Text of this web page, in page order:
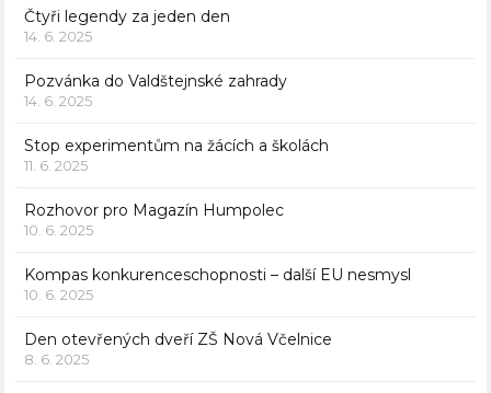
Čtyři legendy za jeden den
14. 6. 2025
Pozvánka do Valdštejnské zahrady
14. 6. 2025
Stop experimentům na žácích a školách
11. 6. 2025
Rozhovor pro Magazín Humpolec
10. 6. 2025
Kompas konkurenceschopnosti – další EU nesmysl
10. 6. 2025
Den otevřených dveří ZŠ Nová Včelnice
8. 6. 2025